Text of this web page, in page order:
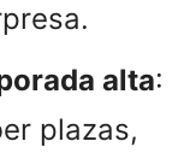
alta:
plazas,